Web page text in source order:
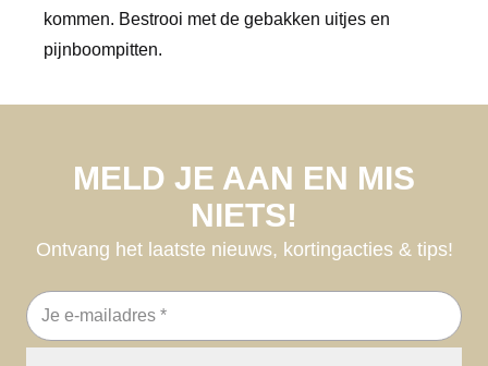
kommen. Bestrooi met de gebakken uitjes en
pijnboompitten.
MELD JE AAN EN MIS
NIETS!
Ontvang het laatste nieuws, kortingacties & tips!
E-
mailadres